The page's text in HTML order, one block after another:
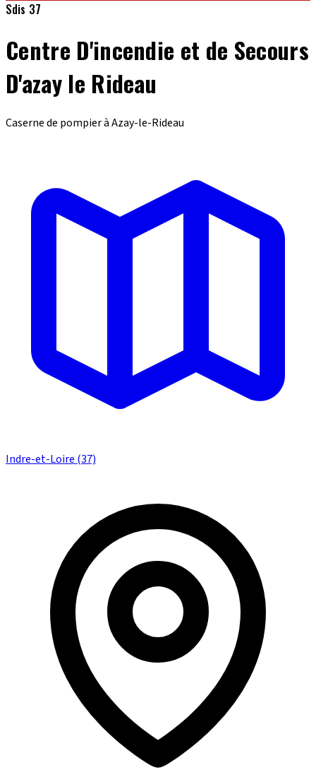
Sdis 37
Centre D'incendie et de Secours
D'azay le Rideau
Caserne de pompier à Azay-le-Rideau
Indre-et-Loire (37)